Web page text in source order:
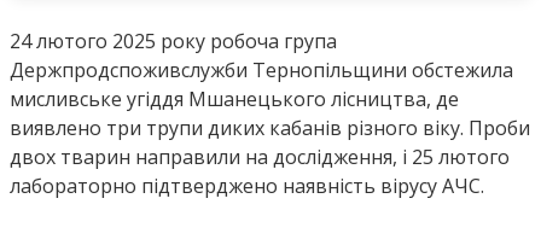
24 лютого 2025 року робоча група
Держпродспоживслужби Тернопільщини обстежила
мисливське угіддя Мшанецького лісництва, де
виявлено три трупи диких кабанів різного віку. Проби
двох тварин направили на дослідження, і 25 лютого
лабораторно підтверджено наявність вірусу АЧС.